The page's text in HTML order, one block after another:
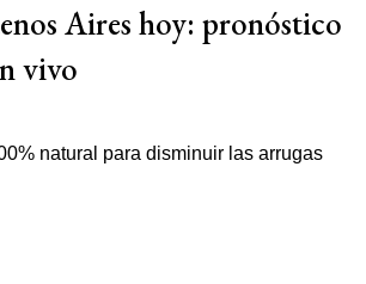
Aires hoy: pronóstico
vivo